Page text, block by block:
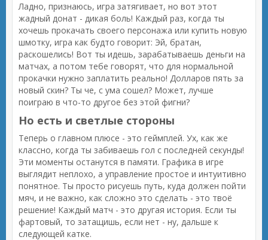
Ладно, признаюсь, игра затягивает, но вот этот
жадный донат - дикая боль! Каждый раз, когда ты
хочешь прокачать своего персонажа или купить новую
шмотку, игра как будто говорит: Эй, братан,
раскошелись! Вот ты идешь, зарабатываешь деньги на
матчах, а потом тебе говорят, что для нормальной
прокачки нужно заплатить реально! Долларов пять за
новый скин? Ты че, с ума сошел? Может, лучше
поиграю в что-то другое без этой фигни?
Но есть и светлые стороны
Теперь о главном плюсе - это геймплей. Ух, как же
классно, когда ты забиваешь гол с последней секунды!
Эти моменты останутся в памяти. Графика в игре
выглядит неплохо, а управление простое и интуитивно
понятное. Ты просто рисуешь путь, куда должен пойти
мяч, и не важно, как сложно это сделать - это твоё
решение! Каждый матч - это другая история. Если ты
фартовый, то затащишь, если нет - ну, дальше к
следующей катке.